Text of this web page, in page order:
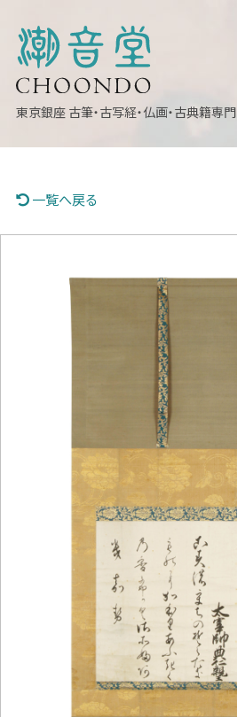
東京銀座 古筆・古写経・仏画・古典籍専門
一覧へ戻る